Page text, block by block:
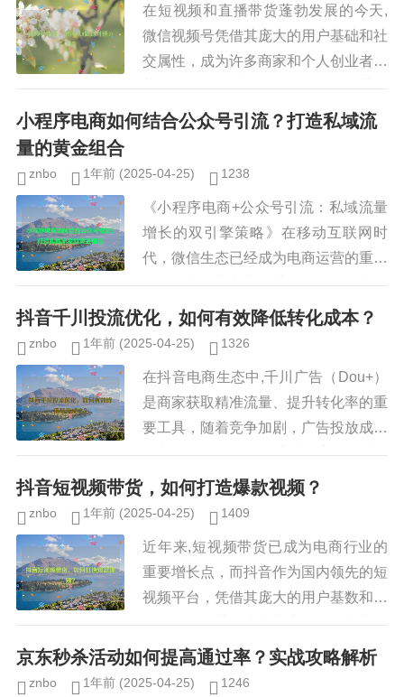
在短视频和直播带货蓬勃发展的今天,
微信视频号凭借其庞大的用户基础和社
交属性，成为许多商家和个人创业者的
新战场，如何从零开始，在视频号带货
中实现月销10万的目标？这需要系统
小程序电商如何结合公众号引流？打造私域流
量的黄金组合
znbo 1年前 (2025-04-25) 1238
《小程序电商+公众号引流：私域流量
增长的双引擎策略》在移动互联网时
代，微信生态已经成为电商运营的重要
战场，小程序电商因其轻量化、便捷化
的特点，成为商家布局线上零售的重要
抖音千川投流优化，如何有效降低转化成本？
znbo 1年前 (2025-04-25) 1326
在抖音电商生态中,千川广告（Dou+）
是商家获取精准流量、提升转化率的重
要工具，随着竞争加剧，广告投放成本
不断攀升，如何优化千川投流策略以降
低转化成本（CPA, Cost Per Action）
抖音短视频带货，如何打造爆款视频？
znbo 1年前 (2025-04-25) 1409
近年来,短视频带货已成为电商行业的
重要增长点，而抖音作为国内领先的短
视频平台，凭借其庞大的用户基数和精
准的算法推荐，成为商家和创作者变现
的重要渠道，如何在激烈的竞争中脱颖
京东秒杀活动如何提高通过率？实战攻略解析
znbo 1年前 (2025-04-25) 1246